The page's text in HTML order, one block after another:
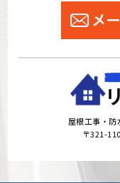
屋根工事・
〒321-